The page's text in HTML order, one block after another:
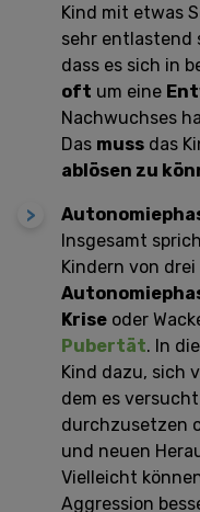
Kind mit etwas
sehr entlastend
dass es sich in
oft um eine
Nachwuchses
Das muss das
ablösen zu
Insgesamt
Kindern von drei
Krise oder
Pubertät. In
Kind dazu, sich
dem es
durchzusetzen
und neuen
Vielleicht
Aggression